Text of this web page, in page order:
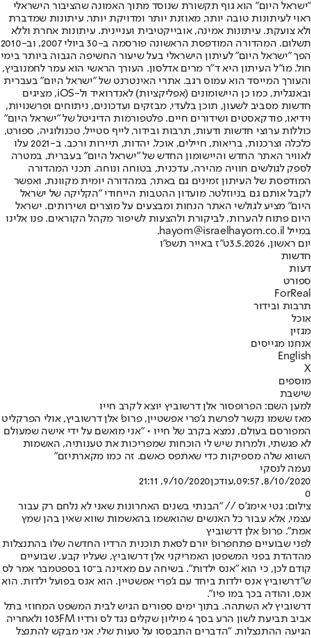
"ישראל היום" הוא גוף תקשורת שנוסד מתוך האמונה שהציבור הישראלי
ראוי לעיתונות טובה יותר, מאוזנת יותר ומדויקת יותר. עיתונות שמדברת
ולא צועקת. עיתונות אמינה, אובייקטיבית ועניינית. עיתונות אחרת וללא
תשלום. המהדורה המודפסת הראשונה פורסמה ב-30 ביולי 2007, וב-2010
הפך "ישראל היום" לעיתון הישראלי בעל שיעור החשיפה הגבוה ביותר בימי
חול. מו"ל העיתון היא ד"ר מרים אדלסון. העורך הראשי הוא עמר לחמנוביץ,
והעורך המייסד הוא עמוס רגב. אתרי האינטרנט של "ישראל היום" בעברית
ובאנגלית, כמו כן היישומונים (אפליקציות) לאנדרואיד ול-iOS, מציגים
חדשות מסביב לשעון, תוכן בלעדי, מבזקים ועדכונים, ניתוחים ופרשנויות,
וידיאו, פודקאסטים ושידורים חיים. פלטפורמות הדיגיטל של "ישראל היום"
כוללות ערוצי חדשות ודעות, תרבות ובידור, לייף סטייל, טכנולוגיה, ספורט,
כלכלה וצרכנות, בריאות, חיילים, אוכל, יהדות, תיירות ורכב. ב-2021 עלו
לאוויר האתר החדש והיישומון החדש של "ישראל היום" בעברית, במטרה
לספק לגולשים חוויה מהירה, עדכנית, בטוחה ונוחה. תכני המהדורה
המודפסת של העיתון זמינים גם באתר, במהדורה יומית מקוונת, ואפשר
לקבל אותם גם בניוזלטר. מועדון ההטבות הייחודי "הקליקה של ישראל
היום" מציע לגולשי האתר הנחות ומבצעים על מוצרים ושירותים. ישראל
היום פתוח להערות, לביקורת ולהצעות לשיפור מקהל הקוראים. פנו אלינו
במייל hayom@israelhayom.co.il.
יום ראשון, 3.5.2026
ט"ז באייר תשפ"ו
חדשות
דעות
ספורט
ForReal
תרבות ובידור
אוכל
מגזין
אנחנו מגייסים
English
X
מוספים
שישבת
למען השם: הפרופסור אלן דרשוביץ יוצא לקרב חייו
מאז ששמו נקשר לפרשת ג'פרי אפשטיין, פרופ' אלן דרשוביץ, אולי הפרקליט
המפורסם בעולם, נמצא בקרב של חייו • "אני מואשם על ידי אישה שמעולם
לא פגשתי, ולמרות שיש לי הוכחות שמפריכות את טענותיה, האשמות
השווא שלה מספיקות כדי שאתפס כאשם. זה כמו מקארתיזם"
נעמה לנסקי
8/10/2020, 09:57
,עודכן9/10/2020, 21:11
0
צילום: גטי אימג'ס // "הבנתי בשנים האחרונות שאני לא נלחם רק עבור
עצמי, אלא עבור כל האנשים שהואשמו בהאשמות שווא שאין בהן שמץ
אמת". פרופ' אלן דרשוביץ
לפני שבועיים פתחפרופ' יורם לסאת תוכנית הרדיו החדשה שלו בהתנצלות
מהדהדת בפני המשפטן האמריקני אלן דרשוביץ, שעליו קבע, שבועיים
קודם לכן, כי הוא "אנס ילדות". בשיחה עם מאזינה ב־10 בספטמבר אמר לס
ש"דרשוביץ אנס ילדות ביחד עם ג'פרי אפשטיין. הוא אנס בפועל ילדות. הוא
אנס, והודה בכך במו פיו".
דרשוביץ לא השתהה. בתוך ימים ספורים הגיש לבית המשפט המחוזי בתל
אביב תביעת לשון הרע בסך 4 מיליון שקלים נגד לס ורדיו 103FM ולאחריה
הגיעה ההתנצלות. "הדברים התבססו על טעות שלי. אני מבקש להתנצל